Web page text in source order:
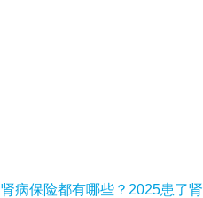
肾病保险都有哪些？2025患了